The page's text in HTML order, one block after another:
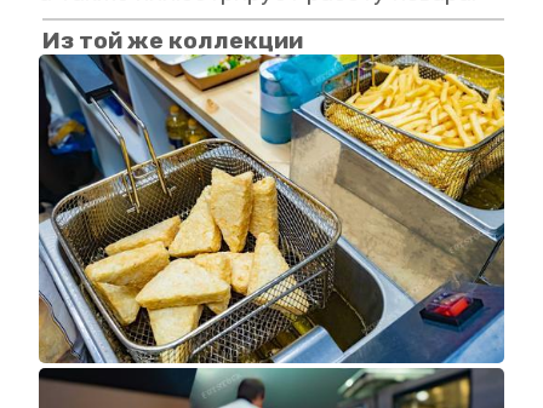
Из той же коллекции